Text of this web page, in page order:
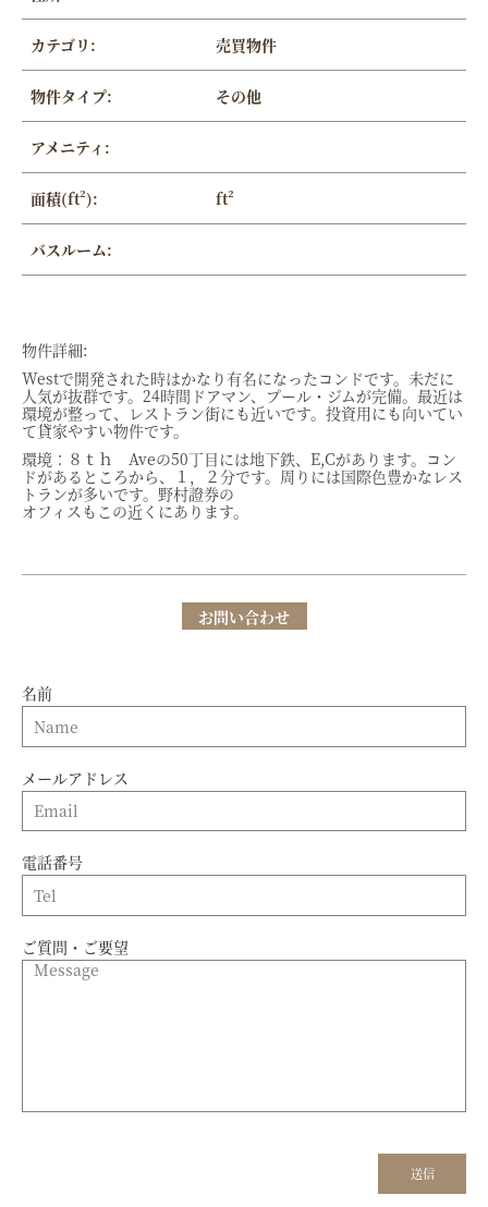
カテゴリ: 売買物件
物件タイプ: その他
アメニティ:
面積(ft²): ft²
バスルーム:
物件詳細:
Westで開発された時はかなり有名になったコンドです。未だに
人気が抜群です。24時間ドアマン、プール・ジムが完備。最近は
環境が整って、レストラン街にも近いです。投資用にも向いてい
て貸家やすい物件です。
環境：８ｔｈ Aveの50丁目には地下鉄、E,Cがあります。コン
ドがあるところから、１，２分です。周りには国際色豊かなレス
トランが多いです。野村證券の
オフィスもこの近くにあります。
お問い合わせ
名前
メールアドレス
電話番号
ご質問・ご要望